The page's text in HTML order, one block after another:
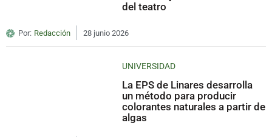
del teatro
Por: Redacción 28 junio 2026
UNIVERSIDAD
La EPS de Linares desarrolla
un método para producir
colorantes naturales a partir de
algas